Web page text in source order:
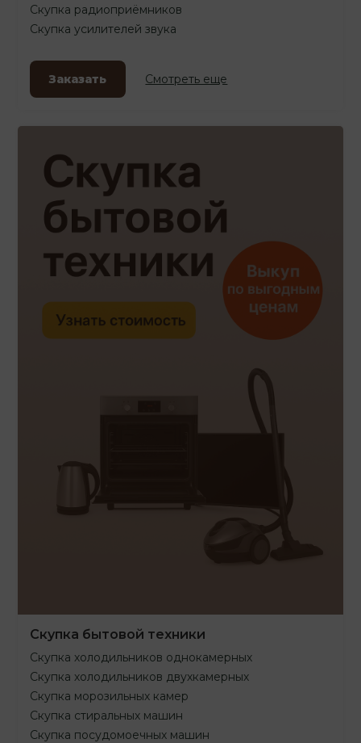
Скупка радиоприёмников
Скупка усилителей звука
Заказать Смотреть еще
Скупка бытовой техники
Скупка холодильников однокамерных
Скупка холодильников двухкамерных
Скупка морозильных камер
Скупка стиральных машин
Скупка посудомоечных машин